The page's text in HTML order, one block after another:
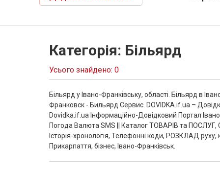
Категорія: Більярд
Усього знайдено: 0
Більярд у Івано-Франківську, області. Більярд в
Франковск - Бильярд Сервис. DOVIDKA.if.ua –
Dovidka.if.ua Інформаційно-Довідковий Портал
Погода Валюта SMS || Каталог ТОВАРІВ та ПОСЛУГ,
Історія-хронологія, Телефонні коди, РОЗКЛАД
Прикарпаття, бізнес, Івано-Франківськ.